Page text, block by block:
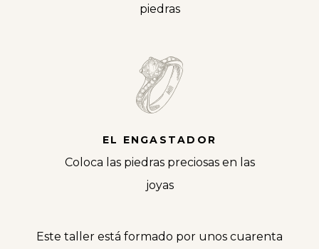
piedras
EL ENGASTADOR
Coloca las piedras preciosas en las
joyas
Este taller está formado por unos cuarenta